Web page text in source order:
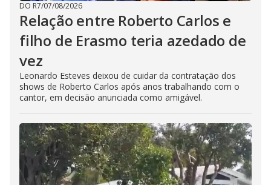
DO R7/07/08/2026
Relação entre Roberto Carlos e
filho de Erasmo teria azedado de
vez
Leonardo Esteves deixou de cuidar da contratação dos
shows de Roberto Carlos após anos trabalhando com o
cantor, em decisão anunciada como amigável.